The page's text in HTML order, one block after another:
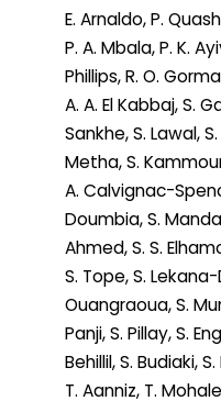
E. Arnaldo, P.
P. A. Mbala, P. K.
Phillips, R. O.
A. A. El Kabbaj, S.
Sankhe, S. Lawal,
Metha, S.
A. Calvignac-
Doumbia, S.
Ahmed, S. S.
S. Tope, S.
Ouangraoua, S.
Panji, S. Pillay, S.
Behillil, S. Budiaki,
T. Aanniz, T.